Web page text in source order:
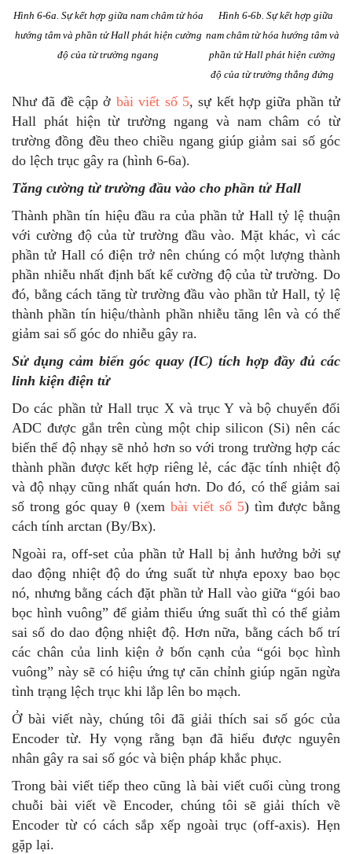
Hình 6-6a. Sự kết hợp giữa nam châm từ hóa
hướng tâm và phần tử Hall phát hiện cường
độ của từ trường ngang
Hình 6-6b. Sự kết hợp giữa
nam châm từ hóa hướng tâm và
phần tử Hall phát hiện cường
độ của từ trường thẳng đứng
Như đã đề cập ở bài viết số 5, sự kết hợp giữa phần tử
Hall phát hiện từ trường ngang và nam châm có từ
trường đồng đều theo chiều ngang giúp giảm sai số góc
do lệch trục gây ra (hình 6-6a).
Tăng cường từ trường đầu vào cho phần tử Hall
Thành phần tín hiệu đầu ra của phần tử Hall tỷ lệ thuận
với cường độ của từ trường đầu vào. Mặt khác, vì các
phần tử Hall có điện trở nên chúng có một lượng thành
phần nhiễu nhất định bất kể cường độ của từ trường. Do
đó, bằng cách tăng từ trường đầu vào phần tử Hall, tỷ lệ
thành phần tín hiệu/thành phần nhiễu tăng lên và có thể
giảm sai số góc do nhiễu gây ra.
Sử dụng cảm biến góc quay (IC) tích hợp đầy đủ các
linh kiện điện tử
Do các phần tử Hall trục X và trục Y và bộ chuyển đổi
ADC được gắn trên cùng một chip silicon (Si) nên các
biến thể độ nhạy sẽ nhỏ hơn so với trong trường hợp các
thành phần được kết hợp riêng lẻ, các đặc tính nhiệt độ
và độ nhạy cũng nhất quán hơn. Do đó, có thể giảm sai
số trong góc quay θ (xem bài viết số 5) tìm được bằng
cách tính arctan (By/Bx).
Ngoài ra, off-set của phần tử Hall bị ảnh hưởng bởi sự
dao động nhiệt độ do ứng suất từ ​​nhựa epoxy bao bọc
nó, nhưng bằng cách đặt phần tử Hall vào giữa “gói bao
bọc hình vuông” để giảm thiểu ứng suất thì có thể giảm
sai số do dao động nhiệt độ. Hơn nữa, bằng cách bố trí
các chân của linh kiện ở bốn cạnh của “gói bọc hình
vuông” này sẽ có hiệu ứng tự căn chỉnh giúp ngăn ngừa
tình trạng lệch trục khi lắp lên bo mạch.
Ở bài viết này, chúng tôi đã giải thích sai số góc của
Encoder từ. Hy vọng rằng bạn đã hiểu được nguyên
nhân gây ra sai số góc và biện pháp khắc phục.
Trong bài viết tiếp theo cũng là bài viết cuối cùng trong
chuỗi bài viết về Encoder, chúng tôi sẽ giải thích về
Encoder từ có cách sắp xếp ngoài trục (off-axis). Hẹn
gặp lại.